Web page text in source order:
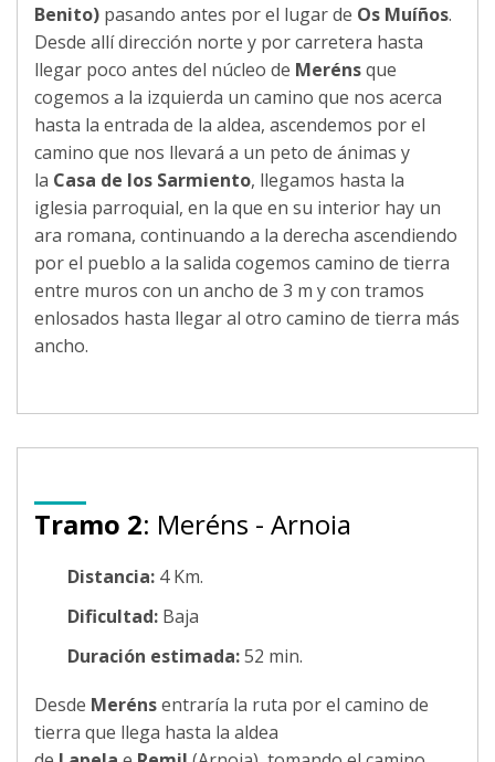
Benito) pasando antes por el lugar de Os Muíños.
Desde allí dirección norte y por carretera hasta
llegar poco antes del núcleo de Merénsque
cogemos a la izquierda un camino que nos acerca
hasta la entrada de la aldea, ascendemos por el
camino que nos llevará a un peto de ánimas y
la Casa de los Sarmiento, llegamos hasta la
iglesia parroquial, en la que en su interior hay un
ara romana, continuando a la derecha ascendiendo
por el pueblo a la salida cogemos camino de tierra
entre muros con un ancho de 3 m y con tramos
enlosados hasta llegar al otro camino de tierra más
ancho.
Tramo 2: Meréns - Arnoia
Distancia: 4 Km.
Dificultad: Baja
Duración estimada:52 min.
Desde Merénsentraría la ruta por el camino de
tierra que llega hasta la aldea